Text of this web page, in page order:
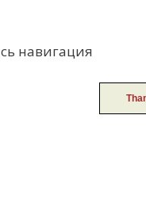
навигация